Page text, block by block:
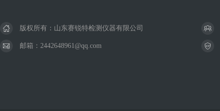
版权所有：山东赛锐特检测仪器有限公司
邮箱：2442648961@qq.com